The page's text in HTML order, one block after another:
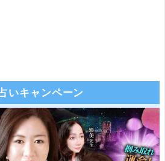
いキャンペーン